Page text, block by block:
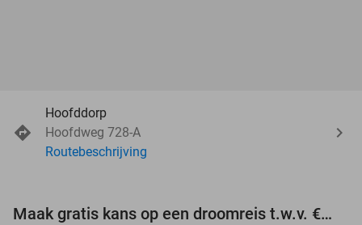
Hoofddorp
Hoofdweg 728-A
Routebeschrijving
Maak gratis kans op een droomreis t.w.v. €3.000!